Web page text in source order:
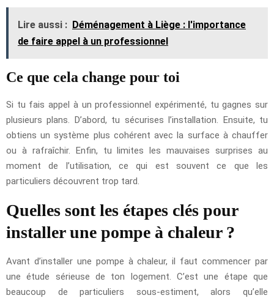
Lire aussi : Déménagement à Liège : l'importance
de faire appel à un professionnel
Ce que cela change pour toi
Si tu fais appel à un professionnel expérimenté, tu gagnes sur
plusieurs plans. D’abord, tu sécurises l’installation. Ensuite, tu
obtiens un système plus cohérent avec la surface à chauffer
ou à rafraîchir. Enfin, tu limites les mauvaises surprises au
moment de l’utilisation, ce qui est souvent ce que les
particuliers découvrent trop tard.
Quelles sont les étapes clés pour
installer une pompe à chaleur ?
Avant d’installer une pompe à chaleur, il faut commencer par
une étude sérieuse de ton logement. C’est une étape que
beaucoup de particuliers sous-estiment, alors qu’elle